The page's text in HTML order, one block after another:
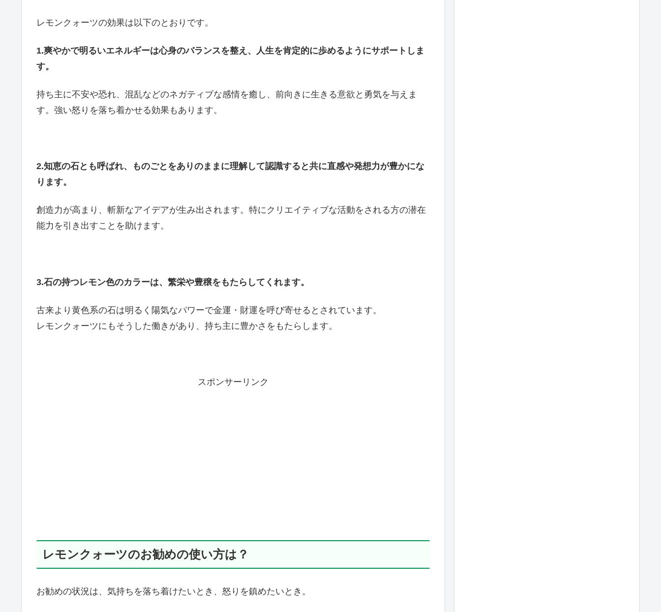
レモンクォーツの効果は以下のとおりです。
1.爽やかで明るいエネルギーは心身のバランスを整え、人生を肯定的に歩めるようにサポートしま
す。
持ち主に不安や恐れ、混乱などのネガティブな感情を癒し、前向きに生きる意欲と勇気を与えま
す。強い怒りを落ち着かせる効果もあります。
2.知恵の石とも呼ばれ、ものごとをありのままに理解して認識すると共に直感や発想力が豊かにな
ります。
創造力が高まり、斬新なアイデアが生み出されます。特にクリエイティブな活動をされる方の潜在
能力を引き出すことを助けます。
3.石の持つレモン色のカラーは、繁栄や豊穣をもたらしてくれます。
古来より黄色系の石は明るく陽気なパワーで金運・財運を呼び寄せるとされています。
レモンクォーツにもそうした働きがあり、持ち主に豊かさをもたらします。
スポンサーリンク
レモンクォーツのお勧めの使い方は？
お勧めの状況は、気持ちを落ち着けたいとき、怒りを鎮めたいとき。